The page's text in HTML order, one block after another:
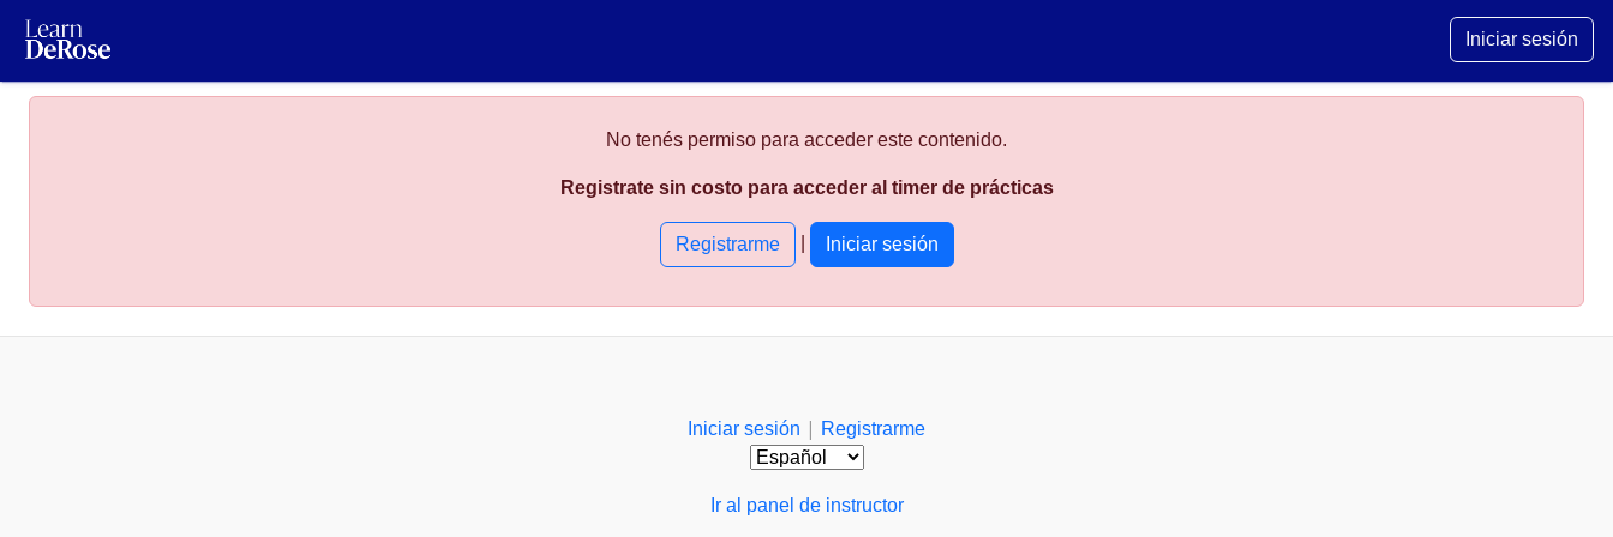
Iniciar sesión
No tenés permiso para acceder este contenido.
Registrate sin costo para acceder al timer de prácticas
Registrarme Iniciar sesión
Iniciar sesión | Registrarme
Ir al panel de instructor